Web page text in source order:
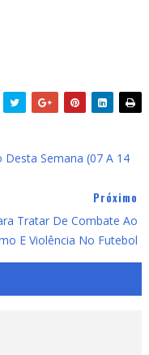
Semana (07 A 14
Próximo
Tratar De Combate Ao
E Violência No Futebol